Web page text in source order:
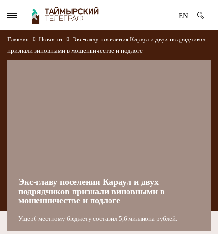
EN
Главная Новости
Экс-главу поселения Караул и двух подрядчиков
признали виновными в мошенничестве и подлоге
Экс-главу поселения Караул и двух
подрядчиков признали виновными в
мошенничестве и подлоге
Ущерб местному бюджету составил 5,6 миллиона рублей.